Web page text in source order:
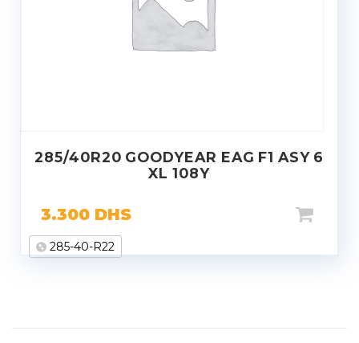
285/40R20 GOODYEAR EAG F1 ASY 6
XL 108Y
3.300 DHS
285-40-R22